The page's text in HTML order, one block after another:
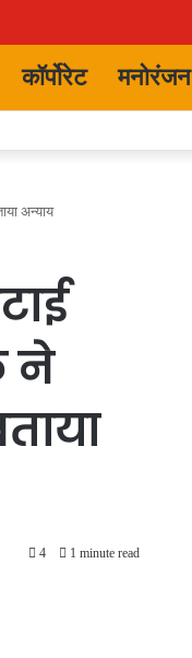
कॉर्पोरेट मनोरंजन
अन्याय
ने
4 1 minute read